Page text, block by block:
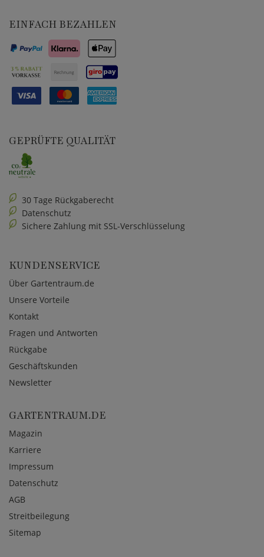
EINFACH BEZAHLEN
GEPRÜFTE QUALITÄT
30 Tage Rückgaberecht
Datenschutz
Sichere Zahlung mit SSL-Verschlüsselung
KUNDENSERVICE
Über Gartentraum.de
Unsere Vorteile
Kontakt
Fragen und Antworten
Rückgabe
Geschäftskunden
Newsletter
GARTENTRAUM.DE
Magazin
Karriere
Impressum
Datenschutz
AGB
Streitbeilegung
Sitemap